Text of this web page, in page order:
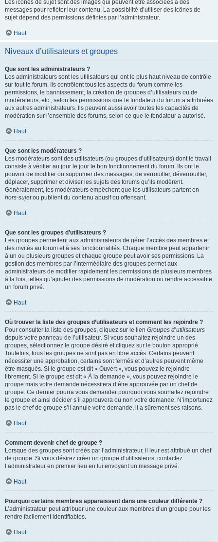
Les icônes de sujet sont des images qui peuvent être associées à des
messages pour refléter leur contenu. La possibilité d’utiliser des icônes de
sujet dépend des permissions définies par l’administrateur.
Haut
Niveaux d’utilisateurs et groupes
Que sont les administrateurs ?
Les administrateurs sont les utilisateurs qui ont le plus haut niveau de contrôle
sur tout le forum. Ils contrôlent tous les aspects du forum comme les
permissions, le bannissement, la création de groupes d’utilisateurs ou de
modérateurs, etc., selon les permissions que le fondateur du forum a attribuées
aux autres administrateurs. Ils peuvent aussi avoir toutes les capacités de
modération sur l’ensemble des forums, selon ce que le fondateur a autorisé.
Haut
Que sont les modérateurs ?
Les modérateurs sont des utilisateurs (ou groupes d’utilisateurs) dont le travail
consiste à vérifier au jour le jour le bon fonctionnement du forum. Ils ont le
pouvoir de modifier ou supprimer des messages, de verrouiller, déverrouiller,
déplacer, supprimer et diviser les sujets des forums qu’ils modèrent.
Généralement, les modérateurs empêchent que les utilisateurs partent en
hors-sujetou publient du contenu abusif ou offensant.
Haut
Que sont les groupes d’utilisateurs ?
Les groupes permettent aux administrateurs de gérer l’accès des membres et
des invités au forum et à ses fonctionnalités. Chaque membre peut appartenir
à un ou plusieurs groupes et chaque groupe peut avoir ses permissions. La
gestion des membres par l’intermédiaire des groupes permet aux
administrateurs de modifier rapidement les permissions de plusieurs membres
à la fois, telles qu’ajouter des permissions de modération ou rendre accessible
un forum privé.
Haut
Où trouver la liste des groupes d’utilisateurs et comment les rejoindre ?
Pour consulter la liste des groupes, cliquez sur le lien Groupes d’utilisateurs
depuis votre panneau de l’utilisateur. Si vous souhaitez rejoindre un des
groupes, sélectionnez le groupe désiré et cliquez sur le bouton approprié.
Toutefois, tous les groupes ne sont pas en libre accès. Certains peuvent
nécessiter une approbation, certains sont fermés et d’autres peuvent même
être masqués. Si le groupe est dit « Ouvert », vous pouvez le rejoindre
librement. Si le groupe est dit « À la demande », vous pouvez rejoindre le
groupe mais votre demande nécessitera d’être approuvée par un chef de
groupe. Ce dernier pourra vous demander pourquoi vous souhaitez rejoindre
le groupe et ainsi décider s’il approuvera ou non votre demande. N’importunez
pas le chef de groupe s’il annule votre demande, il a sûrement ses raisons.
Haut
Comment devenir chef de groupe ?
Lorsque des groupes sont créés par l’administrateur, il leur est attribué un chef
de groupe. Si vous désirez créer un groupe d’utilisateurs, contactez
l’administrateur en premier lieu en lui envoyant un message privé.
Haut
Pourquoi certains membres apparaissent dans une couleur différente ?
L’administrateur peut attribuer une couleur aux membres d’un groupe pour les
rendre facilement identifiables.
Haut